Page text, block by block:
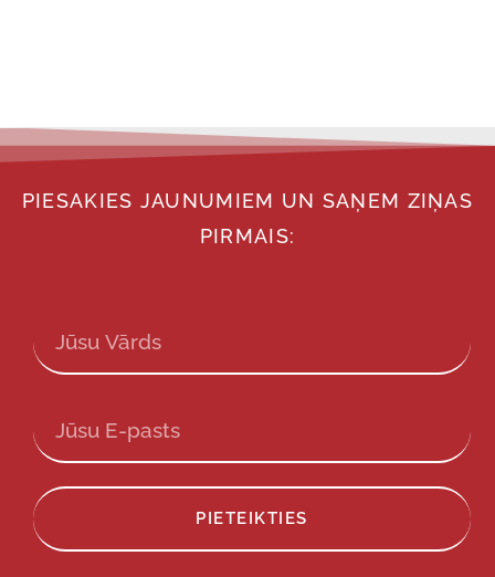
PIESAKIES JAUNUMIEM UN SAŅEM ZIŅAS
PIRMAIS:
PIETEIKTIES